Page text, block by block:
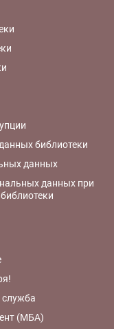
библиотеки
данных
данных при
служба
(МБА)